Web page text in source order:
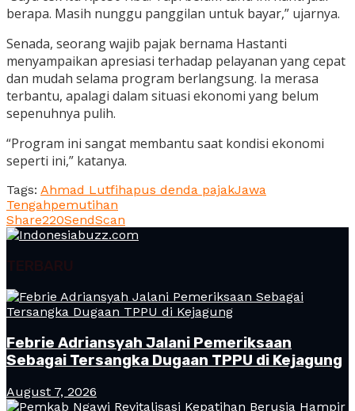
berapa. Masih nunggu panggilan untuk bayar,” ujarnya.
Senada, seorang wajib pajak bernama Hastanti
menyampaikan apresiasi terhadap pelayanan yang cepat
dan mudah selama program berlangsung. Ia merasa
terbantu, apalagi dalam situasi ekonomi yang belum
sepenuhnya pulih.
“Program ini sangat membantu saat kondisi ekonomi
seperti ini,” katanya.
Tags: Ahmad Lutfihapus denda pajakJawa
Tengahpemutihan
Share220SendScan
TERBARU
Febrie Adriansyah Jalani Pemeriksaan
Sebagai Tersangka Dugaan TPPU di Kejagung
August 7, 2026